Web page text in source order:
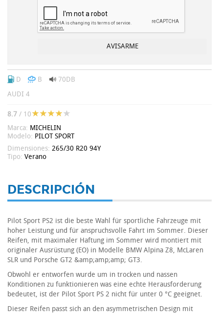
D B
70DB
AUDI 4
8.7 / 10
Marca: MICHELIN
Modelo: PILOT SPORT
Dimensiones: 265/30 R20 94Y
Tipo: Verano
DESCRIPCIÓN
Pilot Sport PS2 ist die beste Wahl für sportliche Fahrzeuge mit
hoher Leistung und für anspruchsvolle Fahrt im Sommer. Dieser
Reifen, mit maximaler Haftung im Sommer wird montiert mit
originaler Ausrüstung (EO) in Modelle BMW Alpina Z8, McLaren
SLR und Porsche GT2 &amp;amp;amp; GT3.
Obwohl er entworfen wurde um in trocken und nassen
Konditionen zu funktionieren was eine echte Herausforderung
bedeutet, ist der Pilot Sport PS 2 nicht für unter 0 °C geeignet.
Dieser Reifen passt sich an den asymmetrischen Design mit